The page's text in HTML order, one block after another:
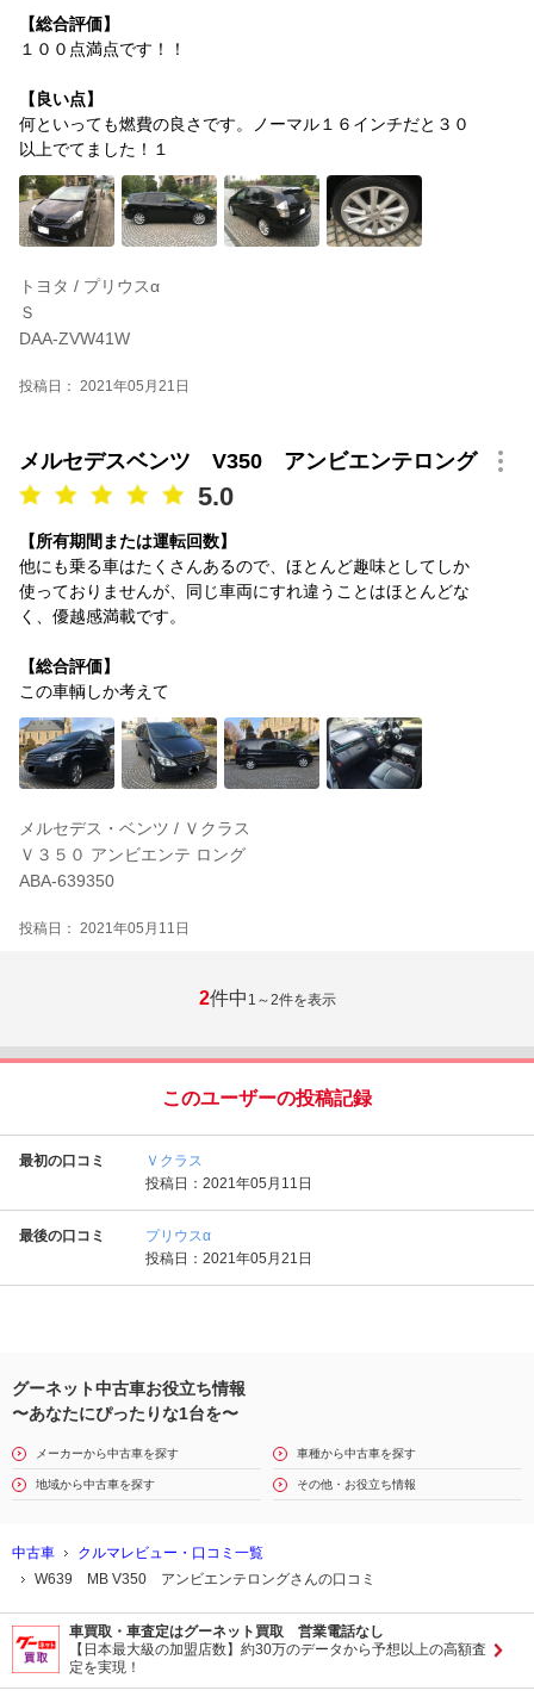
【総合評価】
１００点満点です！！
【良い点】
何といっても燃費の良さです。ノーマル１６インチだと３０
以上でてました！１
トヨタ / プリウスα
Ｓ
DAA-ZVW41W
投稿日： 2021年05月21日
メルセデスベンツ V350 アンビエンテロング
5.0
【所有期間または運転回数】
他にも乗る車はたくさんあるので、ほとんど趣味としてしか
使っておりませんが、同じ車両にすれ違うことはほとんどな
く、優越感満載です。
【総合評価】
この車輌しか考えて
メルセデス・ベンツ / Ｖクラス
Ｖ３５０ アンビエンテ ロング
ABA-639350
投稿日： 2021年05月11日
2件中 1～2件を表示
このユーザーの投稿記録
最初の口コミ
Ｖクラス
投稿日：2021年05月11日
最後の口コミ
プリウスα
投稿日：2021年05月21日
グーネット中古車お役立ち情報
〜あなたにぴったりな1台を〜
メーカーから中古車を探す 車種から中古車を探す
地域から中古車を探す その他・お役立ち情報
中古車
クルマレビュー・口コミ一覧
W639 MB V350 アンビエンテロングさんの口コミ
車買取・車査定はグーネット買取 営業電話なし
【日本最大級の加盟店数】約30万のデータから予想以上の高額査
定を実現！